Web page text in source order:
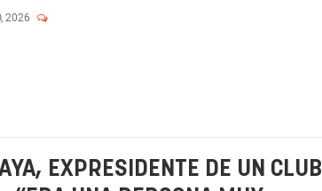
2026
EXPRESIDENTE DE UN CLUB